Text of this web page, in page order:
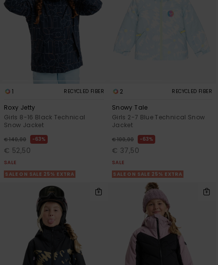
1 RECYCLED FIBER
Roxy Jetty
Girls 8-16 Black Technical
Snow Jacket
€ 140,00 63%
€ 52,50
SALE
SALE ON SALE 25% EXTRA
2 RECYCLED FIBER
Snowy Tale
Girls 2-7 Blue Technical Snow
Jacket
€ 100,00 63%
€ 37,50
SALE
SALE ON SALE 25% EXTRA